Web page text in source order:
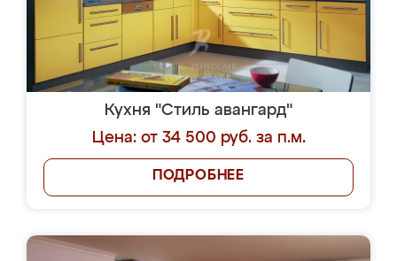
Кухня "Стиль авангард"
Цена: от 34 500 руб. за п.м.
ПОДРОБНЕЕ